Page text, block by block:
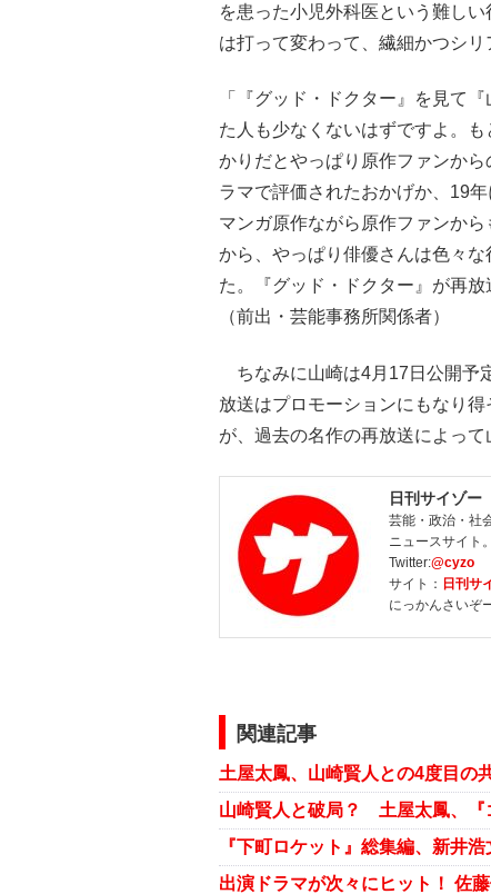
を患った小児外科医という難し
は打って変わって、繊細かつシ
「『グッド・ドクター』を見て
た人も少なくないはずですよ。
かりだとやっぱり原作ファンか
ラマで評価されたおかげか、19
マンガ原作ながら原作ファンか
から、やっぱり俳優さんは色々
た。『グッド・ドクター』が再
（前出・芸能事務所関係者）
ちなみに山崎は4月17日公開予
放送はプロモーションにもなり
が、過去の名作の再放送によっ
日刊サイゾー
芸能・政治・社
ニュースサイト。
Twitter:@cyzo
サイト： 日刊サ
にっかんさいぞ
関連記事
土屋太鳳、山崎賢人との4度目の
『下町ロケット』総集編、新井
出演ドラマが次々にヒット！ 佐